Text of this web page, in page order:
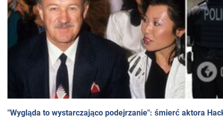
"Wygląda to wystarczająco podejrzanie": śmierć aktora